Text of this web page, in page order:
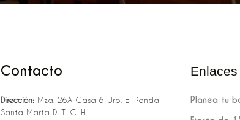
Contacto
Dirección:Mza. 26A Casa 6 Urb. El Panda
Santa Marta D. T. C. H
Planea tu